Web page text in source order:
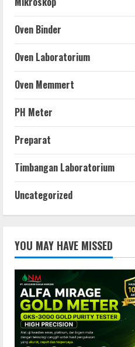
Oven Binder
Oven Laboratorium
Oven Memmert
PH Meter
Preparat
Timbangan Laboratorium
Uncategorized
YOU MAY HAVE MISSED